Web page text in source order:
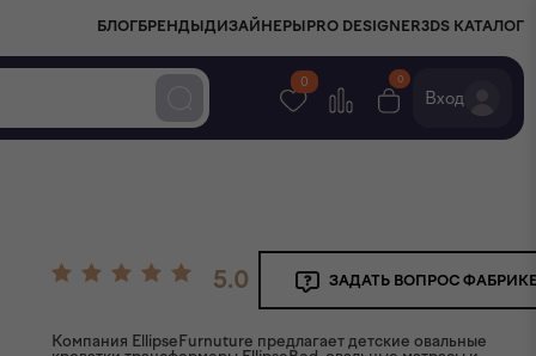
БЛОГ БРЕНДЫ ДИЗАЙНЕРЫ PRO DESIGNER3DS КАТАЛОГ
0 0
Вход
5.0 ЗАДАТЬ ВОПРОС
Компания EllipseFurnuture предлагает детские овальные